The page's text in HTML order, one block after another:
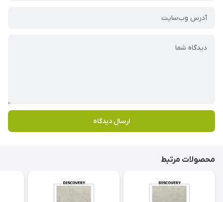
ارسال دیدگاه
محصولات مرتبط